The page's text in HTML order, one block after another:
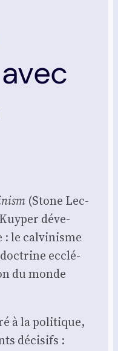
(Stone Lec­
déve­
: le cal­vi­nisme
doc­trine ecclé­
du monde
à la poli­tique,
déci­sifs :